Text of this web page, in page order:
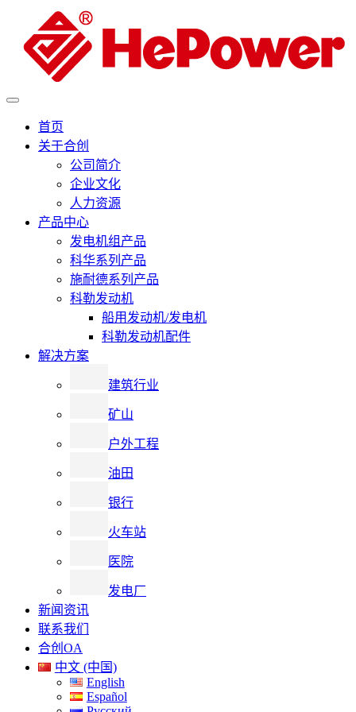
首页
关于合创
公司简介
企业文化
人力资源
产品中心
发电机组产品
科华系列产品
施耐德系列产品
科勒发动机
船用发动机/发电机
科勒发动机配件
解决方案
建筑行业
矿山
户外工程
油田
银行
火车站
医院
发电厂
新闻资讯
联系我们
合创OA
中文 (中国)
English
Español